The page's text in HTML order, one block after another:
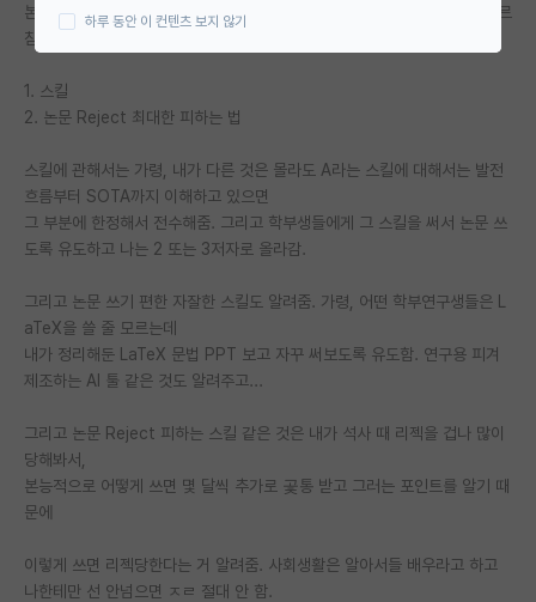
연구실(PI) 홍보 게시판
석박사 채용 정보 게시판
학부 인턴 게시판
취업 게시판
임용 후기 게시판
PI 전용 게시판
인문사회 계열 게시판
특수/전문대학원 게시판
반도체/AI 게시판
학술 정보 게시판
본인 타대생이고 교수님 지시로 방치된 학부연구생들한테 딱 두 가지만 가르
침
1. 스킬
2. 논문 Reject 최대한 피하는 법
스킬에 관해서는 가령, 내가 다른 것은 몰라도 A라는 스킬에 대해서는 발전
흐름부터 SOTA까지 이해하고 있으면
그 부분에 한정해서 전수해줌. 그리고 학부생들에게 그 스킬을 써서 논문 쓰
도록 유도하고 나는 2 또는 3저자로 올라감.
그리고 논문 쓰기 편한 자잘한 스킬도 알려줌. 가령, 어떤 학부연구생들은 L
aTeX을 쓸 줄 모르는데
내가 정리해둔 LaTeX 문법 PPT 보고 자꾸 써보도록 유도함. 연구용 피겨
제조하는 AI 툴 같은 것도 알려주고...
그리고 논문 Reject 피하는 스킬 같은 것은 내가 석사 때 리젝을 겁나 많이
당해봐서,
본능적으로 어떻게 쓰면 몇 달씩 추가로 곷통 받고 그러는 포인트를 알기 때
문에
이렇게 쓰면 리젝당한다는 거 알려줌. 사회생활은 알아서들 배우라고 하고
나한테만 선 안넘으면 ㅈㄹ 절대 안 함.
하루 동안 이 컨텐츠 보지 않기